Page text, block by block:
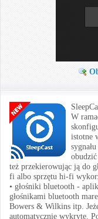
W
istotne
też przekierowując ją do
fi albo sprzętu hi-fi
• głośniki bluetooth -
głośnikami bluetooth
Bowers & Wilkins itp.
automatycznie wykryte.